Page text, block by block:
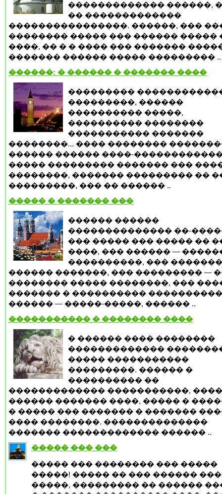
������������� ������,
�� �������������
����������������. ������, ���
�������� ����� ��� ������ �����
����, �� � � ���� ��� �������
������� ������ ����� ��������� ..
������: � ������ � ������� ����
���������
���������, ������
���������� �����,
���������� ��������
����������� �������
��������... ���� ��������
������ ������ ����-
����� ��������� ������� ���
��������, ������� ��������� ��
���������, ��� �� ������ ..
����� � ������� ���
������ ������
�������������� ��-
��� ����� ��� ����� ��
����, ��� ������ —
����������, ���
������ �������, ��� ��������� —
�������� ����� ��������, ���
������� � ����������
������ — �����-�����, ������ ..
����������� � �������� ����
� ������ ���� ��������
�������������
����� �����������
���������. ������ �
���������� ��
������������� �����������,
������ ������� ����, ����� �
� ����� ��� ������� � �������
���� ��������. ��������������
������� ������������� ������ ..
����� ��� ���
����� ��� �������� ��� �����
�����! ����� �� ��� ������
�����, ��������� �� ������